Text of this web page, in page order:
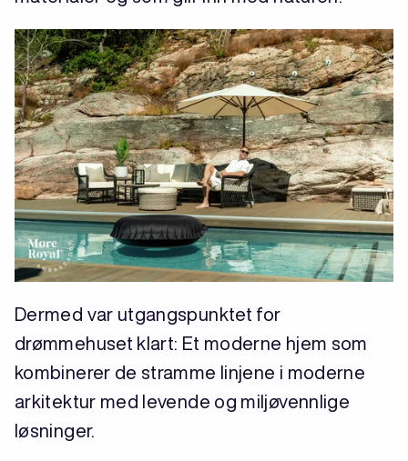
Dermed var utgangspunktet for
drømmehuset klart: Et moderne hjem som
kombinerer de stramme linjene i moderne
arkitektur med levende og miljøvennlige
løsninger.